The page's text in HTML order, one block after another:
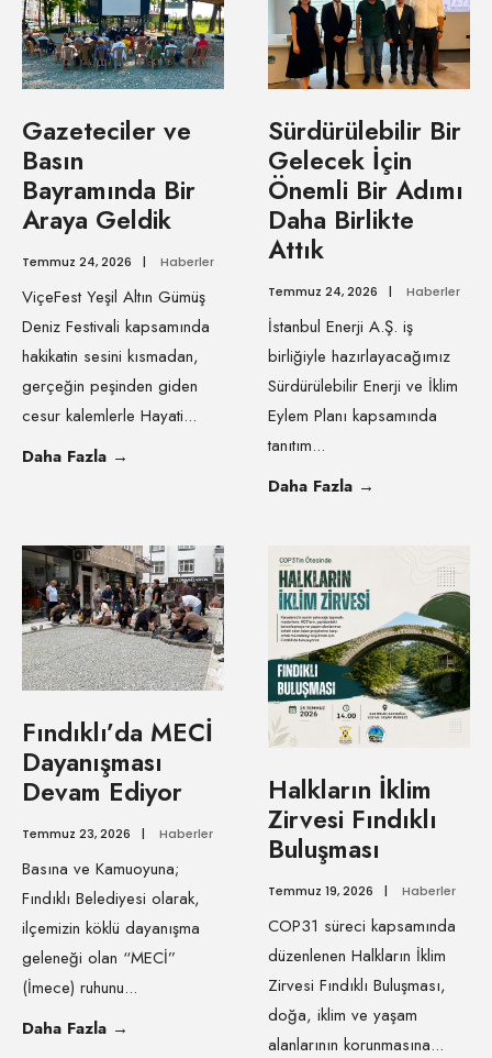
Gazeteciler ve
Basın
Bayramında Bir
Araya Geldik
Temmuz 24, 2026 | Haberler
ViçeFest Yeşil Altın Gümüş
Deniz Festivali kapsamında
hakikatin sesini kısmadan,
gerçeğin peşinden giden
cesur kalemlerle Hayati...
Daha Fazla →
Sürdürülebilir Bir
Gelecek İçin
Önemli Bir Adımı
Daha Birlikte
Attık
Temmuz 24, 2026 | Haberler
İstanbul Enerji A.Ş. iş
birliğiyle hazırlayacağımız
Sürdürülebilir Enerji ve İklim
Eylem Planı kapsamında
tanıtım...
Daha Fazla →
Fındıklı’da MECİ
Dayanışması
Devam Ediyor
Temmuz 23, 2026 | Haberler
Basına ve Kamuoyuna;
Fındıklı Belediyesi olarak,
ilçemizin köklü dayanışma
geleneği olan “MECİ”
(İmece) ruhunu...
Daha Fazla →
Halkların İklim
Zirvesi Fındıklı
Buluşması
Temmuz 19, 2026 | Haberler
COP31 süreci kapsamında
düzenlenen Halkların İklim
Zirvesi Fındıklı Buluşması,
doğa, iklim ve yaşam
alanlarının korunmasına...